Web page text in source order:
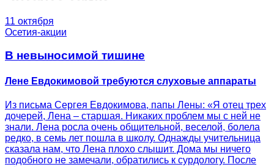
11 октября
Осетия-акции
В невыносимой тишине
Лене Евдокимовой требуются слуховые аппараты
Из письма Сергея Евдокимова, папы Лены: «Я отец трех
дочерей, Лена – старшая. Никаких проблем мы с ней не
знали. Лена росла очень общительной, веселой, болела
редко, в семь лет пошла в школу. Однажды учительница
сказала нам, что Лена плохо слышит. Дома мы ничего
подобного не замечали, обратились к сурдологу. После